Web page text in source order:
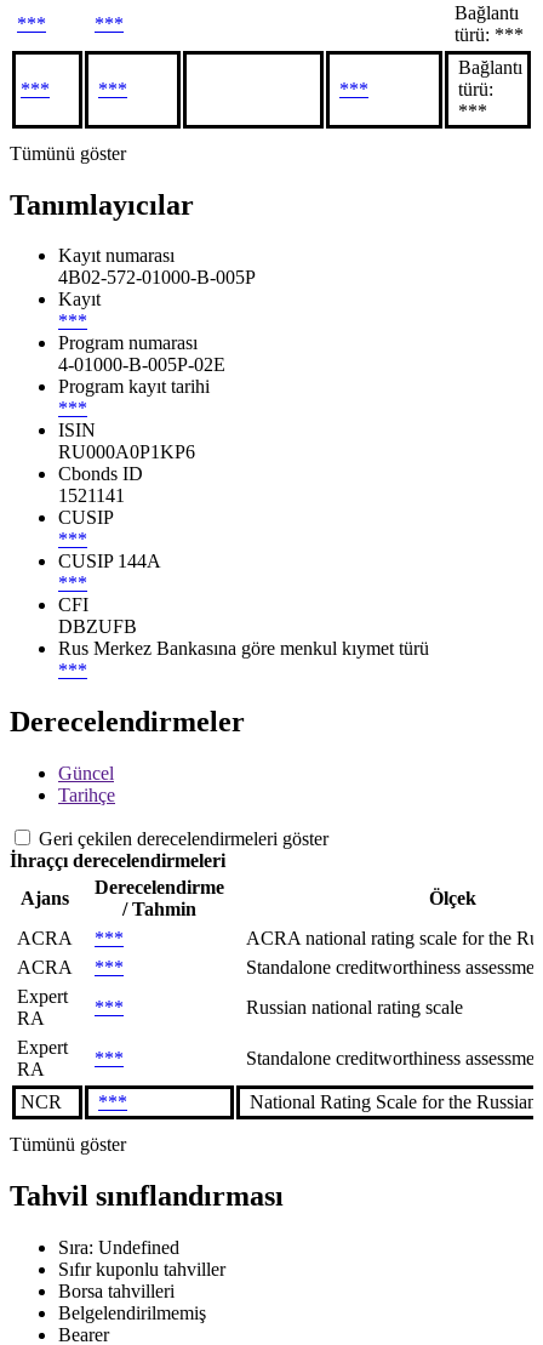
***
***
Bağlantı
türü: ***
*** *** ***
Bağlantı
türü:
***
Tümünü göster
Tanımlayıcılar
Kayıt numarası
4B02-572-01000-B-005P
Kayıt
***
Program numarası
4-01000-B-005P-02E
Program kayıt tarihi
***
ISIN
RU000A0P1KP6
Cbonds ID
1521141
CUSIP
***
CUSIP 144A
***
CFI
DBZUFB
Rus Merkez Bankasına göre menkul kıymet türü
***
Derecelendirmeler
Güncel
Tarihçe
Geri çekilen derecelendirmeleri göster
İhraççı derecelendirmeleri
Ajans
Derecelendirme
/ Tahmin
Ölçek
ACRA
***
ACRA national rating scale for the
ACRA
***
Standalone creditworthiness
Expert
RA
***
Russian national rating scale
Expert
RA
*** Standalone creditworthiness
NCR *** National Rating Scale for the Russian
Tümünü göster
Tahvil sınıflandırması
Sıra: Undefined
Sıfır kuponlu tahviller
Borsa tahvilleri
Belgelendirilmemiş
Bearer